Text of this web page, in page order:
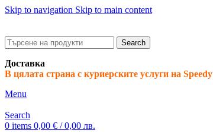
Skip to navigation Skip to main content
Search
Доставка
В цялата страна с куриерските услуги на Speedy
Menu
Search
0 items 0,00 € / 0,00 лв.